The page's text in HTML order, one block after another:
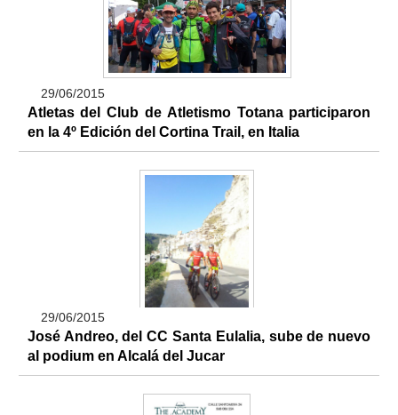
29/06/2015
Atletas del Club de Atletismo Totana participaron
en la 4º Edición del Cortina Trail, en Italia
29/06/2015
José Andreo, del CC Santa Eulalia, sube de nuevo
al podium en Alcalá del Jucar